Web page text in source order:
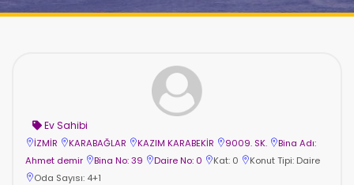
Ev Sahibi
İZMİR KARABAĞLAR KAZIM KARABEKİR 9009. SK.
Bina Adı:
Ahmet demir
Bina No: 39 Daire No: 0 Kat: 0
Konut Tipi: Daire
Oda Sayısı: 4+1